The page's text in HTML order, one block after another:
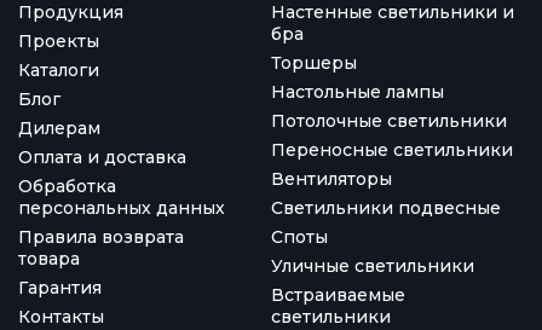
Продукция
Проекты
Каталоги
Блог
Дилерам
Оплата и доставка
Обработка
персональных данных
Правила возврата
товара
Гарантия
Контакты
Настенные светильники и
бра
Торшеры
Настольные лампы
Потолочные светильники
Переносные светильники
Вентиляторы
Светильники подвесные
Споты
Уличные светильники
Встраиваемые
светильники